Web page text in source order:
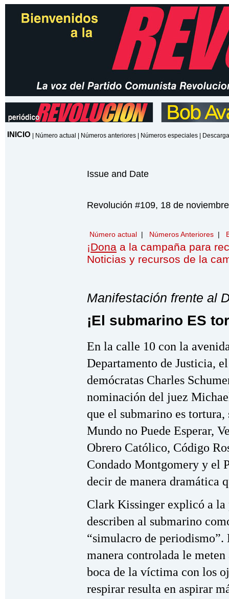
INICIO Número actual Números anteriores Números especiales
Issue and Date
Revolución #109, 18 de
Número actual | Números Anteriores |
¡Dona a la campaña para
Noticias y recursos de la
Manifestación frente al
¡El submarino ES
En la calle 10 con la
Departamento de Justicia,
demócratas Charles
nominación del juez
que el submarino es
Mundo no Puede Esperar,
Obrero Católico, Código
Condado Montgomery y el
decir de manera dramática
Clark Kissinger explicó a la
describen al submarino
“simulacro de periodismo”.
manera controlada le
boca de la víctima con los
respirar resulta en aspirar